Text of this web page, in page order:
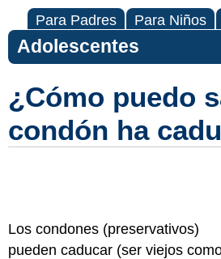
Para Padres Para Niños
Adolescentes
¿Cómo puedo
condón ha
Los condones (preservativos)
pueden caducar (ser viejos